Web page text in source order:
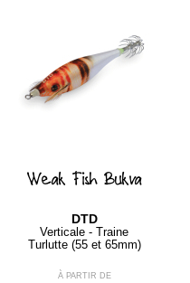
Weak Fish Bukva
DTD
Verticale - Traine
Turlutte (55 et 65mm)
À PARTIR DE